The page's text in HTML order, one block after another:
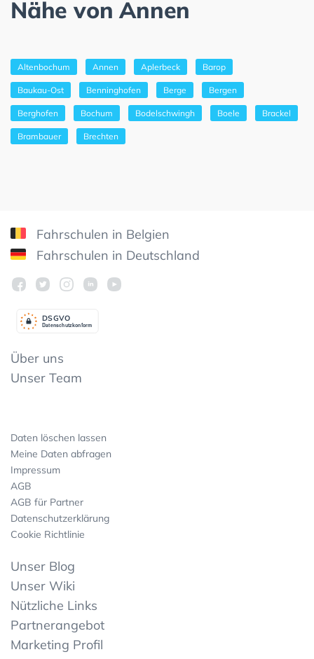
Nähe von Annen
Altenbochum Annen Aplerbeck Barop
Baukau-Ost Benninghofen Berge Bergen
Berghofen Bochum Bodelschwingh Boele Brackel
Brambauer Brechten
Fahrschulen in Belgien
Fahrschulen in Deutschland
Datenschutzkonform
DSGVO
Über uns
Unser Team
Daten löschen lassen
Meine Daten abfragen
Impressum
AGB
AGB für Partner
Datenschutzerklärung
Cookie Richtlinie
Unser Blog
Unser Wiki
Nützliche Links
Partnerangebot
Marketing Profil